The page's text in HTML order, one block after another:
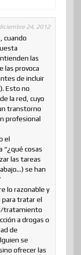
24, 2012
cuando
las
las provoca
de incluir
Esto no
la red, cuyo
transtorno
profesional
el
“¿qué cosas
las tareas
se han
lo razonable y
para tratar el
tratamiento
a drogas o
de
se
ofrecer las